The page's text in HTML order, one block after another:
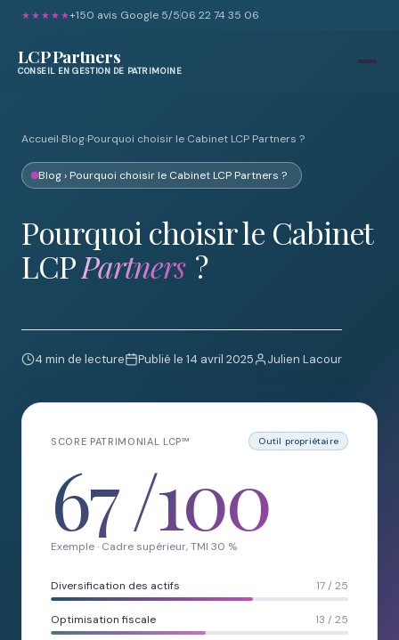
★★★★★+150 avis Google 5/506 22 74 35 06
LCP Partners
CONSEIL EN GESTION DE PATRIMOINE
Accueil›Blog›Pourquoi choisir le Cabinet LCP Partners ?
Blog › Pourquoi choisir le Cabinet LCP Partners ?
Pourquoi choisir le Cabinet
LCPPartners ?
4 min de lecture Publié le 14 avril 2025 Julien Lacour
SCORE PATRIMONIAL LCP™ Outil propriétaire
67/100
Exemple · Cadre supérieur, TMI 30 %
Diversification des actifs 17 / 25
Optimisation fiscale 13 / 25